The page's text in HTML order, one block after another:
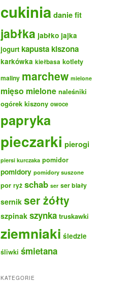
cukiniadanie fit
jabłka jabłko jajka
jogurt kapusta kiszona
karkówka kiełbasa kotlety
maliny marchew mielone
mięso mielone naleśniki
ogórek kiszony owoce
papryka
pieczarki pierogi
piersi kurczaka pomidor
pomidory pomidory suszone
por ryż schab ser ser biały
sernik ser żółty
szpinak szynka truskawki
ziemniaki śledzie
śliwki śmietana
KATEGORIE